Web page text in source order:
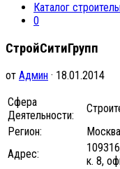
Каталог
0
СтройСитиГрупп
от Админ · 18.01.2014
Сфера
Деятельности:
Регион:
Адрес:
к. 8,